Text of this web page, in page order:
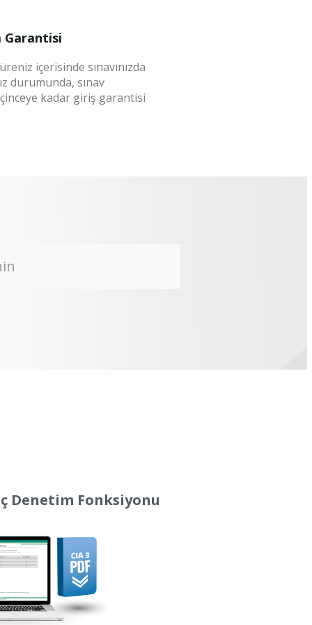
Garantisi
içerisinde sınavınızda
durumunda, sınav
kadar giriş garantisi
Denetim Fonksiyonu